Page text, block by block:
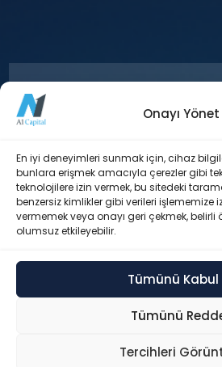
Onayı Yönet
En iyi deneyimleri sunmak için, cihaz
bunlara erişmek amacıyla çerezler gibi
teknolojilere izin vermek, bu sitedeki
benzersiz kimlikler gibi verileri işlememize
vermemek veya onayı geri çekmek, belirli
olumsuz etkileyebilir.
Tümünü Kabul
Tümünü
Tercihleri
+90 212 371 18 00
Esentepe Mah.
Plaza Blok No: 173 İç Kapı
İstanbul
© 2026 A1 Capital Yatırım Menkul